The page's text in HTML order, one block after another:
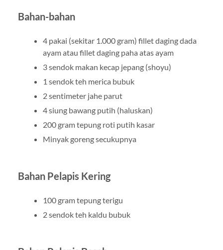
Bahan-bahan
4 pakai (sekitar 1.000 gram) fillet daging dada
ayam atau fillet daging paha atas ayam
3 sendok makan kecap jepang (shoyu)
1 sendok teh merica bubuk
2 sentimeter jahe parut
4 siung bawang putih (haluskan)
200 gram tepung roti putih kasar
Minyak goreng secukupnya
Bahan Pelapis Kering
100 gram tepung terigu
2 sendok teh kaldu bubuk